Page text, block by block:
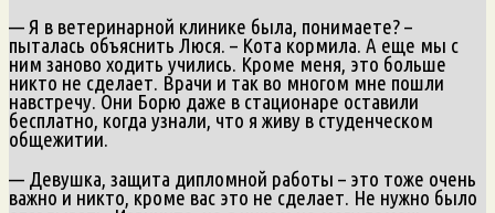
— Я в ветеринарной клинике была, понимаете? –
пыталась объяснить Люся. – Кота кормила. А еще мы с
ним заново ходить учились. Кроме меня, это больше
никто не сделает. Врачи и так во многом мне пошли
навстречу. Они Борю даже в стационаре оставили
бесплатно, когда узнали, что я живу в студенческом
общежитии.
— Девушка, защита дипломной работы – это тоже очень
важно и никто, кроме вас это не сделает. Не нужно было